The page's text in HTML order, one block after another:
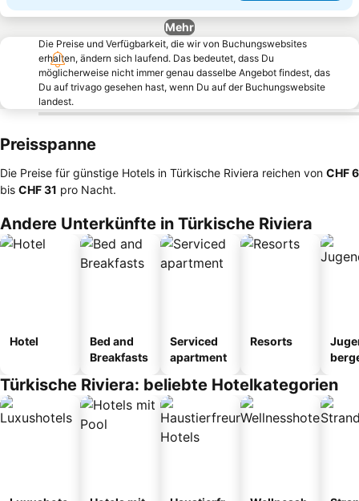
Mehr
Die Preise und Verfügbarkeit, die wir von Buchungswebsites
erhalten, ändern sich laufend. Das bedeutet, dass Du
möglicherweise nicht immer genau dasselbe Angebot findest, das
Du auf trivago gesehen hast, wenn Du auf der Buchungswebsite
landest.
Preisspanne
Die Preise für günstige Hotels in Türkische Riviera reichen von ‎CHF 6
bis ‎CHF 31 pro Nacht.
Andere Unterkünfte in Türkische Riviera
Hotel
Bed and
Breakfasts
Serviced
apartment
Resorts
Türkische Riviera: beliebte Hotelkategorien